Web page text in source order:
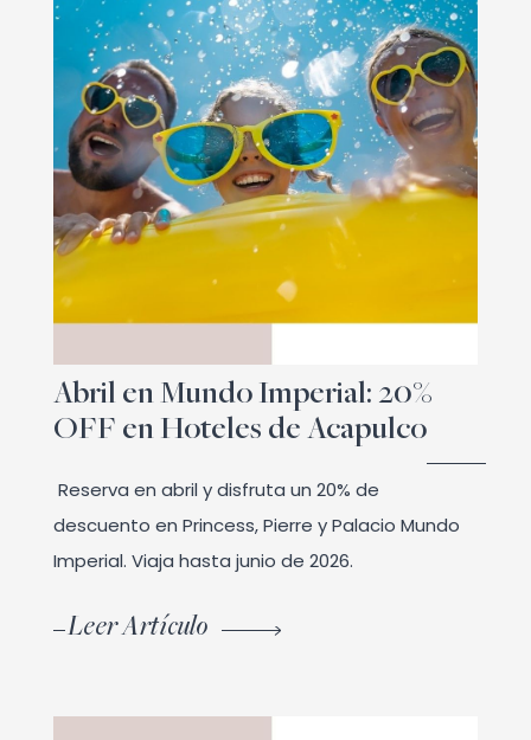
Abril en Mundo Imperial: 20%
OFF en Hoteles de Acapulco
Reserva en abril y disfruta un 20% de
descuento en Princess, Pierre y Palacio Mundo
Imperial. Viaja hasta junio de 2026.
Leer Artículo